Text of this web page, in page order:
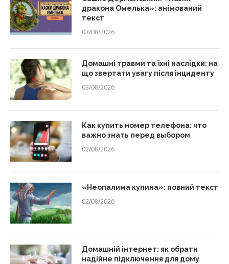
дракона Омелька»: анімований
текст
03/08/2026
Домашні травми та їхні наслідки: на
що звертати увагу після інциденту
03/08/2026
Как купить номер телефона: что
важно знать перед выбором
02/08/2026
«Неопалима купина»: повний текст
02/08/2026
Домашній інтернет: як обрати
надійне підключення для дому